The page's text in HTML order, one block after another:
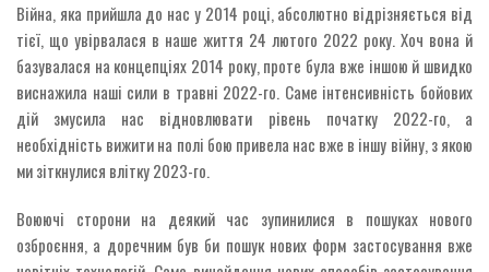
Війна, яка прийшла до нас у 2014 році, абсолютно відрізняється від
тієї, що увірвалася в наше життя 24 лютого 2022 року. Хоч вона й
базувалася на концепціях 2014 року, проте була вже іншою й швидко
виснажила наші сили в травні 2022-го. Саме інтенсивність бойових
дій змусила нас відновлювати рівень початку 2022-го, а
необхідність вижити на полі бою привела нас вже в іншу війну, з якою
ми зіткнулися влітку 2023-го.
Воюючі сторони на деякий час зупинилися в пошуках нового
озброєння, а доречним був би пошук нових форм застосування вже